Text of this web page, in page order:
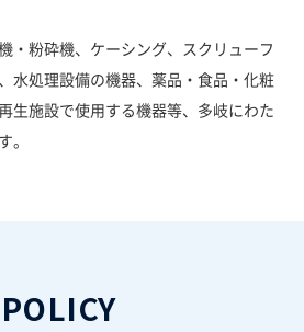
・粉砕機、ケーシング、スクリューフ
水処理設備の機器、薬品・食品・化粧
生施設で使用する機器等、多岐にわた
。
POLICY